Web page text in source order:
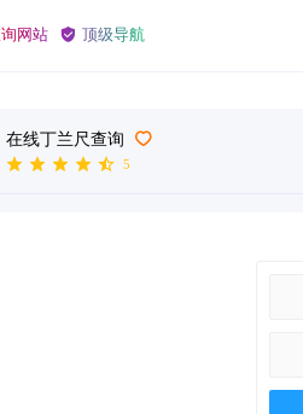
网站 顶级导航
在线丁兰尺查询
5